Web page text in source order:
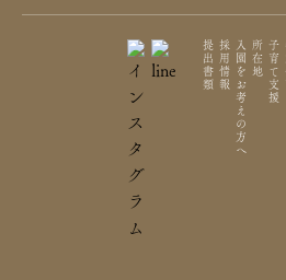
提出書類採用情報入園をお考えの方へ所在地子育て支援